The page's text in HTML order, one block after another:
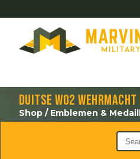
Duitse WO2
Shop / Emblemen &